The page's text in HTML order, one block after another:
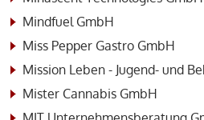
Mindfuel GmbH
Miss Pepper Gastro GmbH
Mission Leben - Jugend- und
Mister Cannabis GmbH